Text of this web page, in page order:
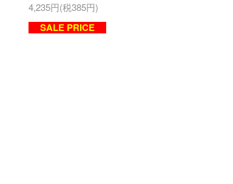
4,235円(税385円)
SALE PRICE